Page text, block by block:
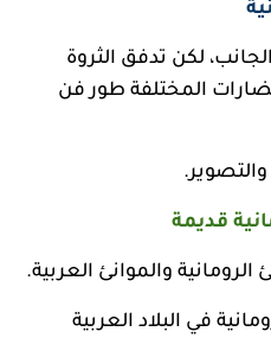
لكن تدفق الثروة
المختلفة طور فن
قديمة
في البلاد العربية